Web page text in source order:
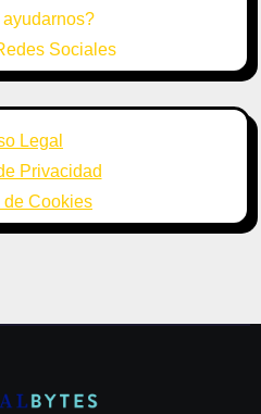
Sociales
Legal
Privacidad
de Cookies